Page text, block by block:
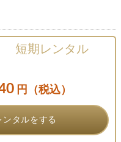
短期レンタル
円（税込）
ンタルをする